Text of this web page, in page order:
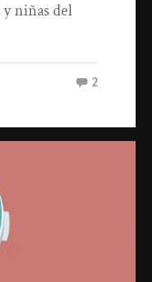
niñas del
2